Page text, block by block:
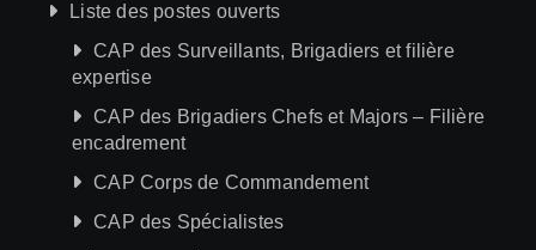
Liste des postes ouverts
CAP des Surveillants, Brigadiers et filière
expertise
CAP des Brigadiers Chefs et Majors – Filière
encadrement
CAP Corps de Commandement
CAP des Spécialistes